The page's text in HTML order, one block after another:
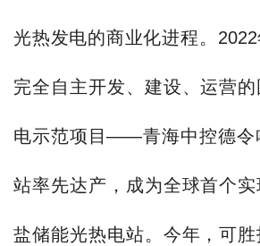
光热发电的商业化进程。
完全自主开发、建设、运营
电示范项目——青海中控德令
站率先达产，成为全球首个
盐储能光热电站。今年，可